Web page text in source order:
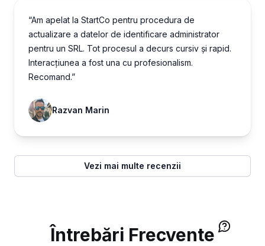
“Am apelat la StartCo pentru procedura de
actualizare a datelor de identificare administrator
pentru un SRL. Tot procesul a decurs cursiv și rapid.
Interacțiunea a fost una cu profesionalism.
Recomand.”
Razvan Marin
Vezi mai multe recenzii
Întrebări Frecvente